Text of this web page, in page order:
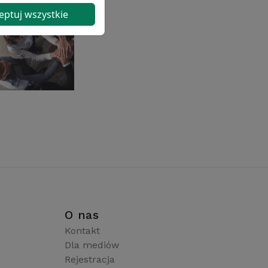
O nas
Kontakt
Dla mediów
Rejestracja
wszystkie